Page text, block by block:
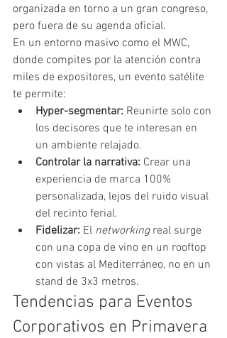
organizada en torno a un gran congreso,
pero fuera de su agenda oficial.
En un entorno masivo como el MWC,
donde compites por la atención contra
miles de expositores, un evento satélite
te permite:
Hyper-segmentar: Reunirte solo con
los decisores que te interesan en
un ambiente relajado.
Controlar la narrativa: Crear una
experiencia de marca 100%
personalizada, lejos del ruido visual
del recinto ferial.
Fidelizar: El networking real surge
con una copa de vino en un rooftop
con vistas al Mediterráneo, no en un
stand de 3x3 metros.
Tendencias para Eventos
Corporativos en Primavera